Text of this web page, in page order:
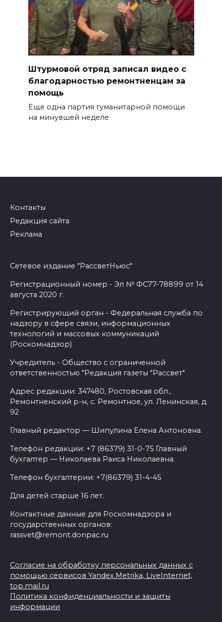
Штурмовой отряд записал видео с
благодарностью ремонтненцам за
помощь
Еще одна партия гуманитарной помощи
на минувшей неделе
Контакты
Редакция сайта
Реклама
Сетевое издание "РассветНьюс"
Регистрационный номер - Эл № ФС77-78899 от 14
августа 2020 г.
Регистрирующий орган - Федеральная служба по
надзору в сфере связи, информационных
технологий и массовых коммуникаций
(Роскомнадзор)
Учредитель - Общество с ограниченной
ответственностью "Редакция газеты "Рассвет"
Адрес редакции: 347480, Ростовская обл.,
Ремонтненский р-н, с. Ремонтное, ул. Ленинская, д.
92
Главный редактор — Шипулина Елена Антоновна.
Телефон редакции: +7 (86379) 31-0-75 Главный
бухгалтер — Николаева Раиса Николаевна.
Телефон бухгалтерии: +7(86379) 31-4-45
Для детей старше 16 лет.
Контактные данные для Роскомнадзора и
государственных органов:
rassvet@remont.donpac.ru
Согласие на обработку персональных данных с
помощью сервисов Yandex.Metrika, LiveInternet,
top.mail.ru
Политика конфиденциальности и защиты
информации